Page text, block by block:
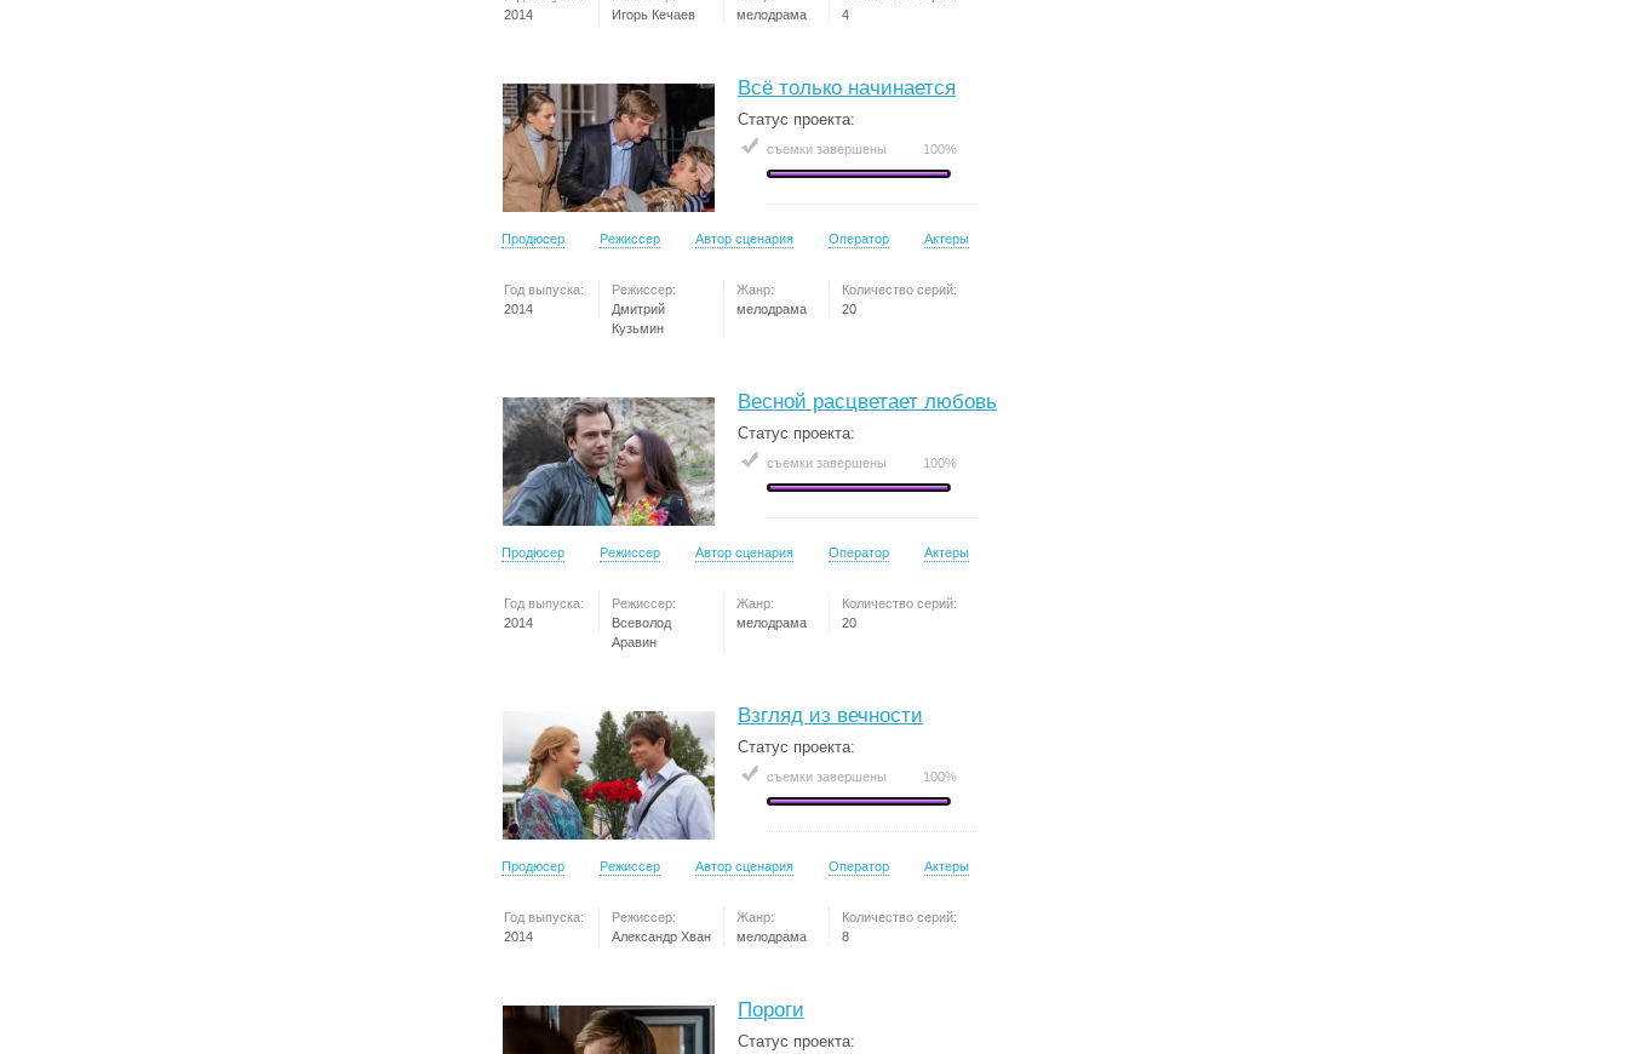
2014
Игорь Кечаев
мелодрама
4
Всё только начинается
Статус проекта:
съемки завершены 100%
Продюсер Режиссер Автор сценария Оператор Актеры
Год выпуска:
2014
Режиссер:
Дмитрий
Кузьмин
Жанр:
мелодрама
Количество серий:
20
Весной расцветает любовь
Статус проекта:
съемки завершены 100%
Продюсер Режиссер Автор сценария Оператор Актеры
Год выпуска:
2014
Режиссер:
Всеволод
Аравин
Жанр:
мелодрама
Количество серий:
20
Взгляд из вечности
Статус проекта:
съемки завершены 100%
Продюсер Режиссер Автор сценария Оператор Актеры
Год выпуска:
2014
Режиссер:
Александр Хван
Жанр:
мелодрама
Количество серий:
8
Пороги
Статус проекта: